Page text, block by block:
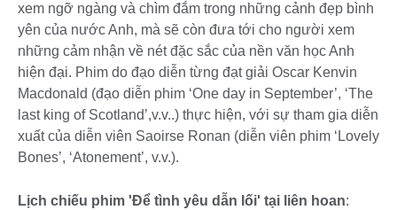
xem ngỡ ngàng và chìm đắm trong những cảnh đẹp bình
yên của nước Anh, mà sẽ còn đưa tới cho người xem
những cảm nhận về nét đặc sắc của nền văn học Anh
hiện đại. Phim do đạo diễn từng đạt giải Oscar Kenvin
Macdonald (đạo diễn phim ‘One day in September’, ‘The
last king of Scotland’,v.v..) thực hiện, với sự tham gia diễn
xuất của diễn viên Saoirse Ronan (diễn viên phim ‘Lovely
Bones’, ‘Atonement’, v.v.).
Lịch chiếu phim 'Để tình yêu dẫn lối' tại liên hoan: